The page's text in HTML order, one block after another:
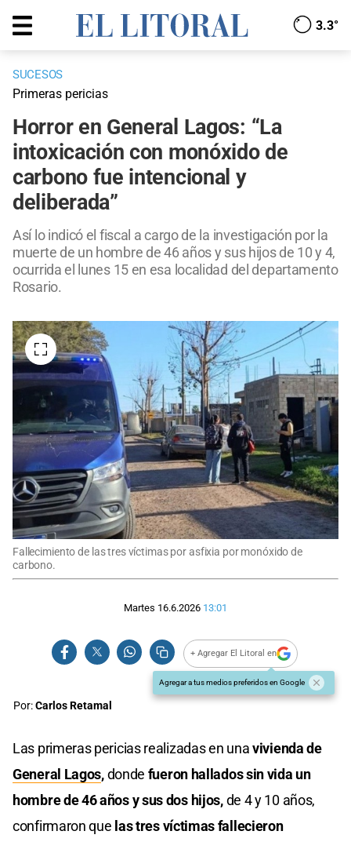
3.3°
SUCESOS
Primeras pericias
Horror en General Lagos: “La
intoxicación con monóxido de
carbono fue intencional y
deliberada”
Así lo indicó el fiscal a cargo de la investigación por la
muerte de un hombre de 46 años y sus hijos de 10 y 4,
ocurrida el lunes 15 en esa localidad del departamento
Rosario.
Fallecimiento de las tres víctimas por asfixia por monóxido de
carbono.
Martes 16.6.2026 13:01
+ Agregar El Litoral en
Agregar a tus medios preferidos en Google
Por:Carlos Retamal
Las primeras pericias realizadas en unavivienda de
General Lagos,donde fueron hallados sin vida un
hombre de 46 años y sus dos hijos,de 4 y 10 años,
confirmaron que las tres víctimas fallecieron